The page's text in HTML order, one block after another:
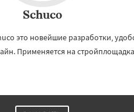
Schuco
это новейшие разработки,
Применяется на